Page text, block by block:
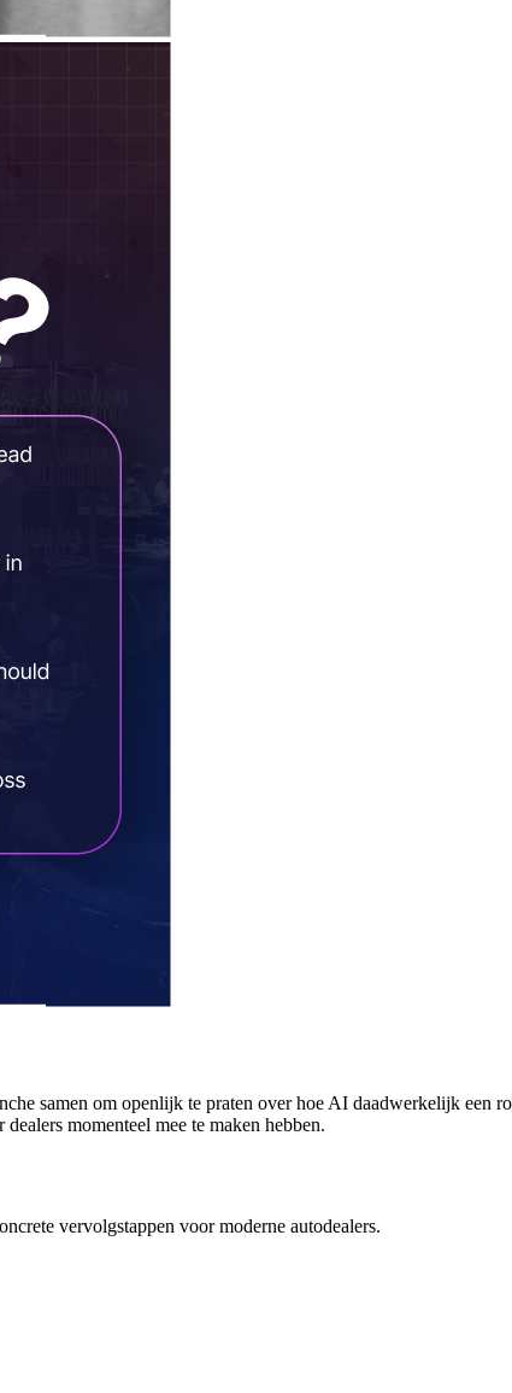
samen om openlijk te praten over hoe AI daadwerkelijk een
momenteel mee te maken hebben.
vervolgstappen voor moderne autodealers.